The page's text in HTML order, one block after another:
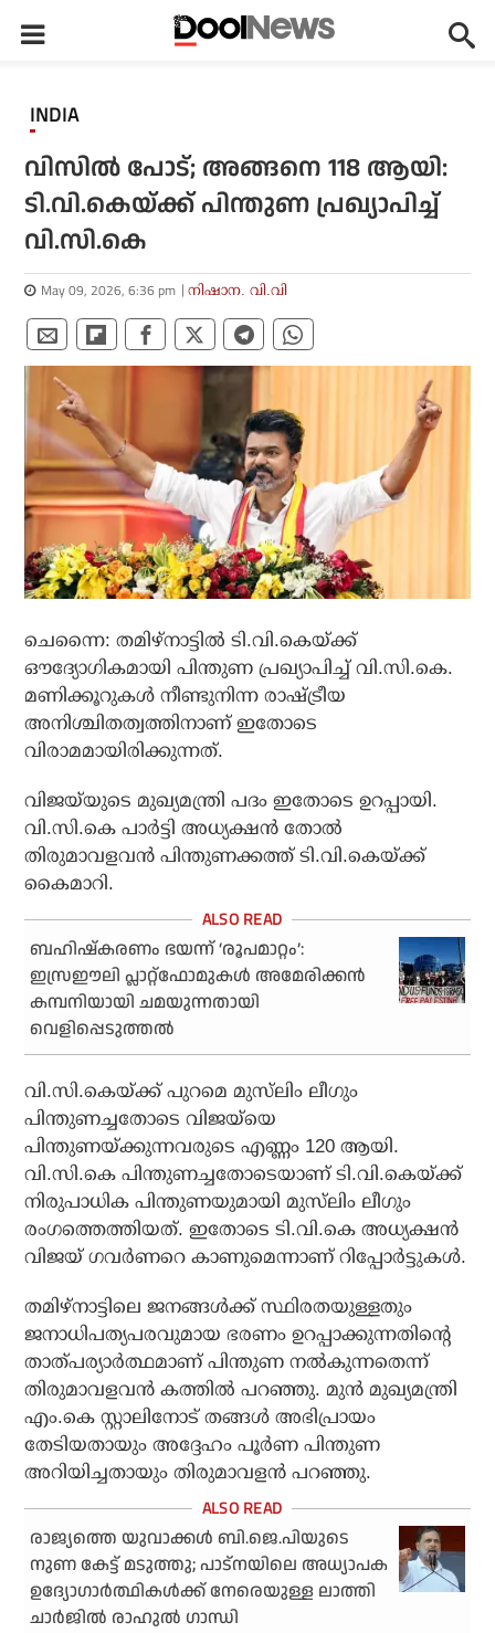
INDIA
വിസില്‍ പോട്; അങ്ങനെ 118 ആയി:
ടി.വി.കെയ്ക്ക് പിന്തുണ പ്രഖ്യാപിച്ച്
വി.സി.കെ
May 09, 2026, 6:36 pm നിഷാന. വി.വി
ചെന്നൈ: തമിഴ്‌നാട്ടില്‍ ടി.വി.കെയ്ക്ക്
ഔദ്യോഗികമായി പിന്തുണ പ്രഖ്യാപിച്ച് വി.സി.കെ.
മണിക്കൂറുകള്‍ നീണ്ടുനിന്ന രാഷ്ട്രീയ
അനിശ്ചിതത്വത്തിനാണ് ഇതോടെ
വിരാമമായിരിക്കുന്നത്.
വിജയ്‌യുടെ മുഖ്യമന്ത്രി പദം ഇതോടെ ഉറപ്പായി.
വി.സി.കെ പാര്‍ട്ടി അധ്യക്ഷന്‍ തോല്‍
തിരുമാവളവന്‍ പിന്തുണക്കത്ത് ടി.വി.കെയ്ക്ക്
കൈമാറി.
ബഹിഷ്‌കരണം ഭയന്ന് ‘രൂപമാറ്റം’:
ഇസ്രഈലി പ്ലാറ്റ്‌ഫോമുകള്‍ അമേരിക്കന്‍
കമ്പനിയായി ചമയുന്നതായി
വെളിപ്പെടുത്തല്‍
വി.സി.കെയ്ക്ക് പുറമെ മുസ്‌ലിം ലീഗും
പിന്തുണച്ചതോടെ വിജയ്‌യെ
പിന്തുണയ്ക്കുന്നവരുടെ എണ്ണം 120 ആയി.
വി.സി.കെ പിന്തുണച്ചതോടെയാണ് ടി.വി.കെയ്ക്ക്
നിരുപാധിക പിന്തുണയുമായി മുസ്‌ലിം ലീഗും
രംഗത്തെത്തിയത്. ഇതോടെ ടി.വി.കെ അധ്യക്ഷന്‍
വിജയ് ഗവര്‍ണറെ കാണുമെന്നാണ് റിപ്പോര്‍ട്ടുകള്‍.
തമിഴ്നാട്ടിലെ ജനങ്ങള്‍ക്ക് സ്ഥിരതയുള്ളതും
ജനാധിപത്യപരവുമായ ഭരണം ഉറപ്പാക്കുന്നതിന്റെ
താത്പര്യാര്‍ത്ഥമാണ് പിന്തുണ നല്‍കുന്നതെന്ന്
തിരുമാവളവന്‍ കത്തില്‍ പറഞ്ഞു. മുന്‍ മുഖ്യമന്ത്രി
എം.കെ സ്റ്റാലിനോട് തങ്ങള്‍ അഭിപ്രായം
തേടിയതായും അദ്ദേഹം പൂര്‍ണ പിന്തുണ
അറിയിച്ചതായും തിരുമാവളന്‍ പറഞ്ഞു.
രാജ്യത്തെ യുവാക്കള്‍ ബി.ജെ.പിയുടെ
നുണ കേട്ട് മടുത്തു; പാട്‌നയിലെ അധ്യാപക
ഉദ്യോഗാര്‍ത്ഥികള്‍ക്ക് നേരെയുള്ള ലാത്തി
ചാര്‍ജില്‍ രാഹുല്‍ ഗാന്ധി